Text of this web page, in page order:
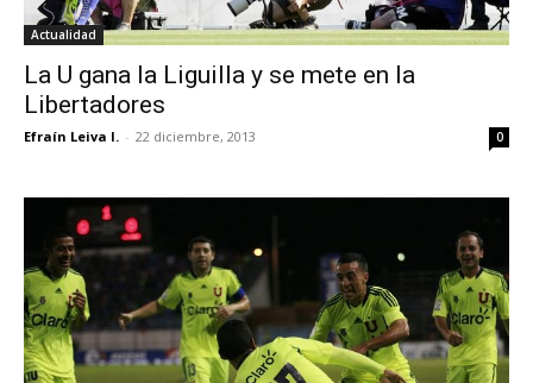
Actualidad
La U gana la Liguilla y se mete en la
Libertadores
Efraín Leiva I. - 22 diciembre, 2013 0